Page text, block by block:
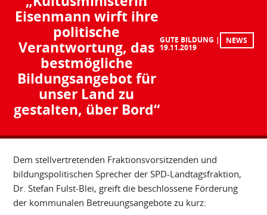
Eisenmann wirft ihre
politische
Verantwortung, das
bestmögliche
Bildungsangebot für
unser Land zu
gestalten, über Bord“
GUTE BILDUNG
19.11.2019
NEWS
Dem stellvertretenden Fraktionsvorsitzenden und
bildungspolitischen Sprecher der SPD-Landtagsfraktion,
Dr. Stefan Fulst-Blei, greift die beschlossene Förderung
der kommunalen Betreuungsangebote zu kurz: